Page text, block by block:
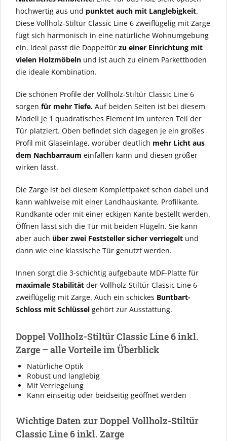
hochwertig aus und punktet auch mit Langlebigkeit.
Diese Vollholz-Stiltür Classic Line 6 zweiflügelig mit Zarge
fügt sich harmonisch in eine natürliche Wohnumgebung
ein. Ideal passt die Doppeltür zu einer Einrichtung mit
vielen Holzmöbeln und ist auch zu einem Parkettboden
die ideale Kombination.
Die schönen Profile der Vollholz-Stiltür Classic Line 6
sorgen für mehr Tiefe. Auf beiden Seiten ist bei diesem
Modell je 1 quadratisches Element im unteren Teil der
Tür platziert. Oben befindet sich dagegen je ein großes
Profil mit Glaseinlage, worüber deutlich mehr Licht aus
dem Nachbarraum einfallen kann und diesen größer
wirken lässt.
Die Zarge ist bei diesem Komplettpaket schon dabei und
kann wahlweise mit einer Landhauskante, Profilkante,
Rundkante oder mit einer eckigen Kante bestellt werden.
Öffnen lässt sich die Tür mit beiden Flügeln. Sie kann
aber auch über zwei Feststeller sicher verriegelt und
dann wie eine klassische Tür genutzt werden.
Innen sorgt die 3-schichtig aufgebaute MDF-Platte für
maximale Stabilität der Vollholz-Stiltür Classic Line 6
zweiflügelig mit Zarge. Auch ein schickes Buntbart-
Schloss mit Schlüssel gehört zur Ausstattung.
Doppel Vollholz-Stiltür Classic Line 6 inkl.
Zarge – alle Vorteile im Überblick
Natürliche Optik
Robust und langlebig
Mit Verriegelung
Kann einseitig oder beidseitig geöffnet werden
Wichtige Daten zur Doppel Vollholz-Stiltür
Classic Line 6 inkl. Zarge